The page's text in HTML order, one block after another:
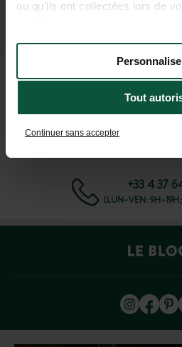
ou qu'ils ont collectées lors de
Tout
Continuer sans accepter
ISCRIVITI ALLA
DOMANDE
+33 4 37
(LUN–VEN: